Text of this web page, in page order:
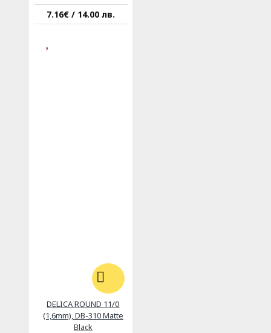
7.16€ / 14.00 лв.
DELICA ROUND 11/0
(1,6mm), DB-310 Matte
Black